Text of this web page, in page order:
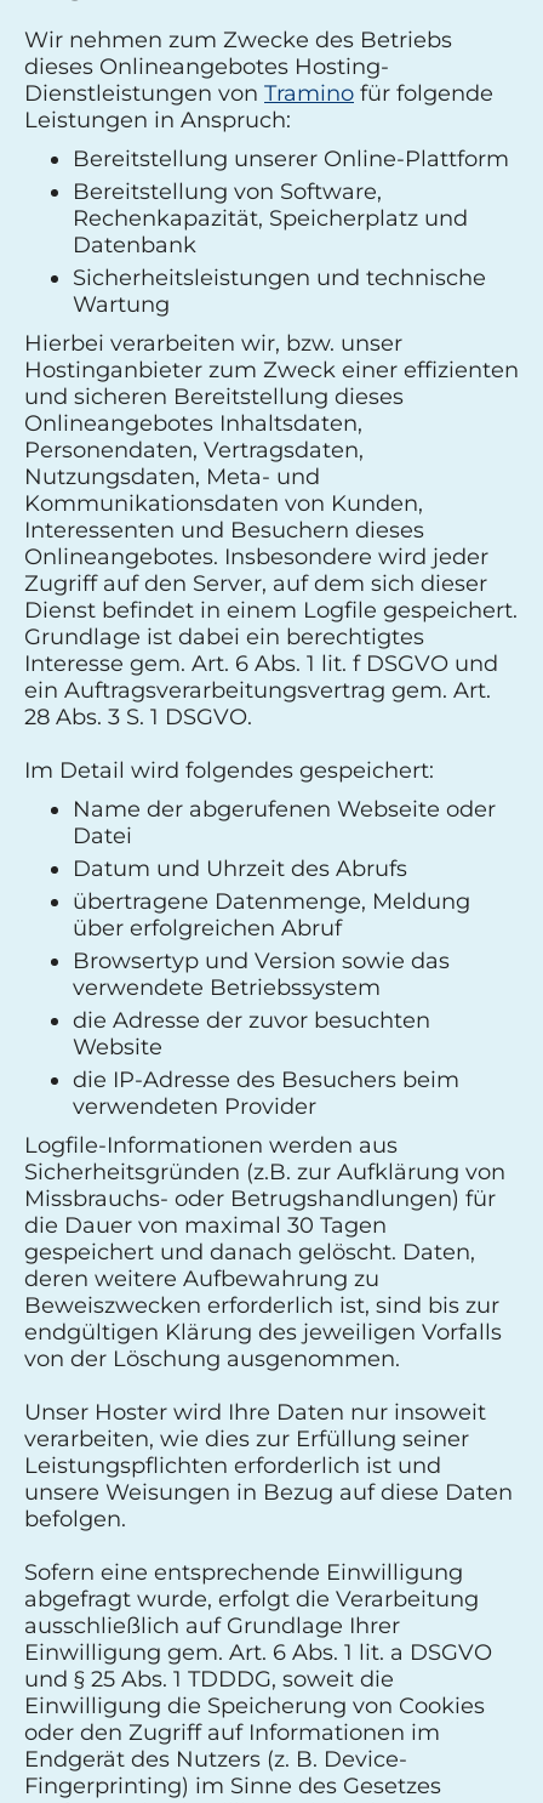
Wir nehmen zum Zwecke des Betriebs
dieses Onlineangebotes Hosting-
Dienstleistungen von Tramino für folgende
Leistungen in Anspruch:
Bereitstellung unserer Online-Plattform
Bereitstellung von Software,
Rechenkapazität, Speicherplatz und
Datenbank
Sicherheitsleistungen und technische
Wartung
Hierbei verarbeiten wir, bzw. unser
Hostinganbieter zum Zweck einer effizienten
und sicheren Bereitstellung dieses
Onlineangebotes Inhaltsdaten,
Personendaten, Vertragsdaten,
Nutzungsdaten, Meta- und
Kommunikationsdaten von Kunden,
Interessenten und Besuchern dieses
Onlineangebotes. Insbesondere wird jeder
Zugriff auf den Server, auf dem sich dieser
Dienst befindet in einem Logfile gespeichert.
Grundlage ist dabei ein berechtigtes
Interesse gem. Art. 6 Abs. 1 lit. f DSGVO und
ein Auftragsverarbeitungsvertrag gem. Art.
28 Abs. 3 S. 1 DSGVO.
Im Detail wird folgendes gespeichert:
Name der abgerufenen Webseite oder
Datei
Datum und Uhrzeit des Abrufs
übertragene Datenmenge, Meldung
über erfolgreichen Abruf
Browsertyp und Version sowie das
verwendete Betriebssystem
die Adresse der zuvor besuchten
Website
die IP-Adresse des Besuchers beim
verwendeten Provider
Logfile-Informationen werden aus
Sicherheitsgründen (z.B. zur Aufklärung von
Missbrauchs- oder Betrugshandlungen) für
die Dauer von maximal 30 Tagen
gespeichert und danach gelöscht. Daten,
deren weitere Aufbewahrung zu
Beweiszwecken erforderlich ist, sind bis zur
endgültigen Klärung des jeweiligen Vorfalls
von der Löschung ausgenommen.
Unser Hoster wird Ihre Daten nur insoweit
verarbeiten, wie dies zur Erfüllung seiner
Leistungspflichten erforderlich ist und
unsere Weisungen in Bezug auf diese Daten
befolgen.
Sofern eine entsprechende Einwilligung
abgefragt wurde, erfolgt die Verarbeitung
ausschließlich auf Grundlage Ihrer
Einwilligung gem. Art. 6 Abs. 1 lit. a DSGVO
und § 25 Abs. 1 TDDDG, soweit die
Einwilligung die Speicherung von Cookies
oder den Zugriff auf Informationen im
Endgerät des Nutzers (z. B. Device-
Fingerprinting) im Sinne des Gesetzes